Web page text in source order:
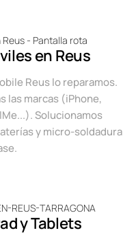
en Reus
Reus lo reparamos.
las marcas (iPhone,
Solucionamos
y micro-soldadura
y Tablets